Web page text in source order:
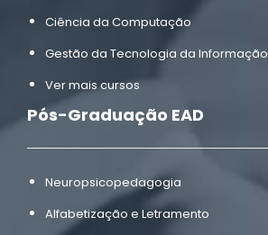
Ciência da Computação
Gestão da Tecnologia da Informação
Ver mais cursos
Pós-Graduação EAD
Neuropsicopedagogia
Alfabetização e Letramento